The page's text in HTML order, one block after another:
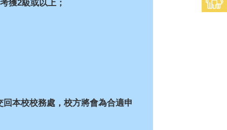
獲2級或以上；
本校校務處，校方將會為合適申